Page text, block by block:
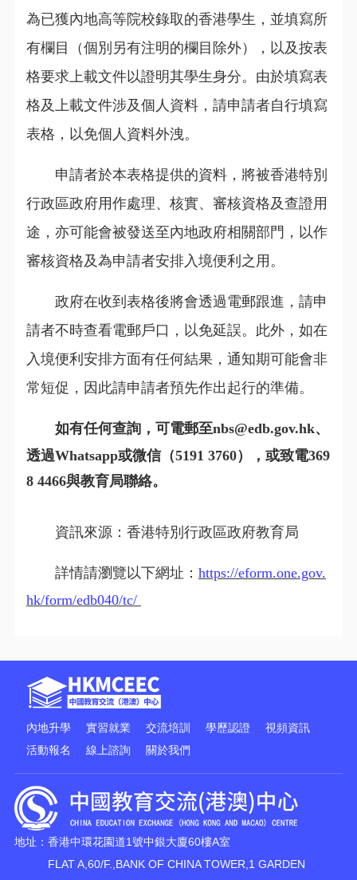
為已獲內地高等院校錄取的香港學生，並填寫所
有欄目（個別另有注明的欄目除外），以及按表
格要求上載文件以證明其學生身分。由於填寫表
格及上載文件涉及個人資料，請申請者自行填寫
表格，以免個人資料外洩。
申請者於本表格提供的資料，將被香港特別
行政區政府用作處理、核實、審核資格及查證用
途，亦可能會被發送至內地政府相關部門，以作
審核資格及為申請者安排入境便利之用。
政府在收到表格後將會透過電郵跟進，請申
請者不時查看電郵戶口，以免延誤。此外，如在
入境便利安排方面有任何結果，通知期可能會非
常短促，因此請申請者預先作出起行的準備。
如有任何查詢，可電郵至nbs@edb.gov.hk、
透過Whatsapp或微信（5191 3760），或致電369
8 4466與教育局聯絡。
資訊來源：香港特別行政區政府教育局
詳情請瀏覽以下網址： https://eform.one.gov.
hk/form/edb040/tc/
內地升學 實習就業 交流培訓 學歷認證
視頻資訊
活動報名
線上諮詢 關於我們
地址：香港中環花園道1號中銀大廈60樓A室
FLAT A,60/F.,BANK OF CHINA TOWER,1 GARDEN